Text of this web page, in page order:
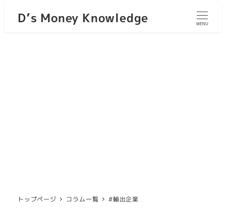
D’s Money Knowledge MENU
トップページ コラム一覧 #輸出企業